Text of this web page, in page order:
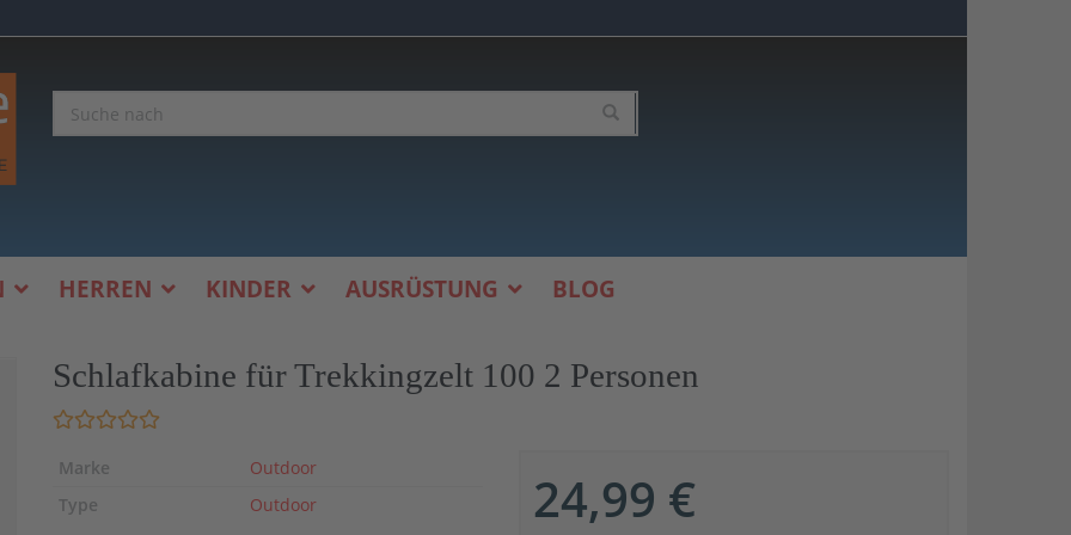
HERREN KINDER AUSRÜSTUNG BLOG
Schlafkabine für Trekkingzelt 100 2 Personen
24,99 €
Marke
Outdoor
Type
Outdoor